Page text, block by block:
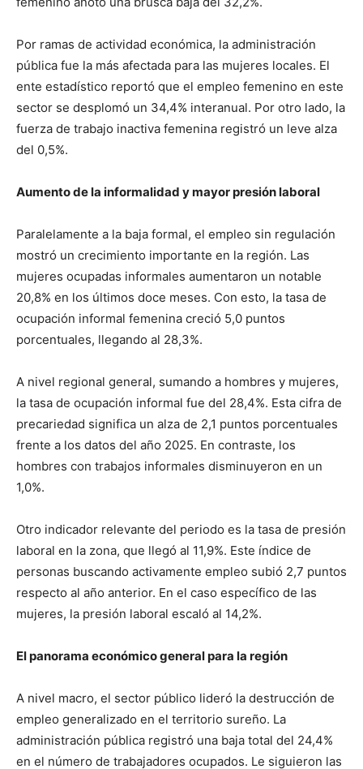
Por ramas de actividad económica, la administración
pública fue la más afectada para las mujeres locales. El
ente estadístico reportó que el empleo femenino en este
sector se desplomó un 34,4% interanual. Por otro lado, la
fuerza de trabajo inactiva femenina registró un leve alza
del 0,5%.
Aumento de la informalidad y mayor presión laboral
Paralelamente a la baja formal, el empleo sin regulación
mostró un crecimiento importante en la región. Las
mujeres ocupadas informales aumentaron un notable
20,8% en los últimos doce meses. Con esto, la tasa de
ocupación informal femenina creció 5,0 puntos
porcentuales, llegando al 28,3%.
A nivel regional general, sumando a hombres y mujeres,
la tasa de ocupación informal fue del 28,4%. Esta cifra de
precariedad significa un alza de 2,1 puntos porcentuales
frente a los datos del año 2025. En contraste, los
hombres con trabajos informales disminuyeron en un
1,0%.
Otro indicador relevante del periodo es la tasa de presión
laboral en la zona, que llegó al 11,9%. Este índice de
personas buscando activamente empleo subió 2,7 puntos
respecto al año anterior. En el caso específico de las
mujeres, la presión laboral escaló al 14,2%.
El panorama económico general para la región
A nivel macro, el sector público lideró la destrucción de
empleo generalizado en el territorio sureño. La
administración pública registró una baja total del 24,4%
en el número de trabajadores ocupados. Le siguieron las